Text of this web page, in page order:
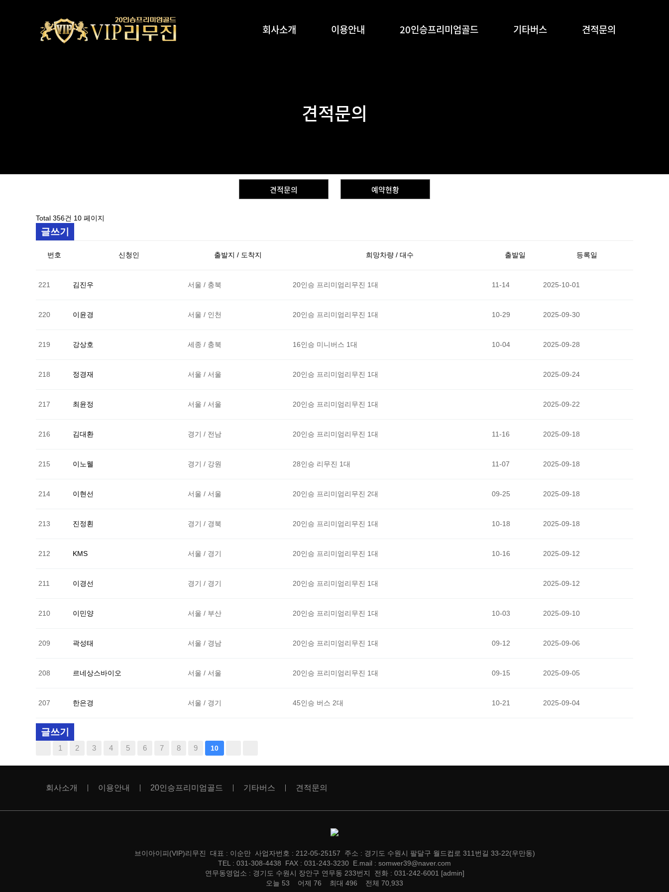
회사소개 이용안내 20인승프리미엄골드 기타버스 견적문의
견적문의
견적문의 예약현황
Total 356건 10 페이지
글쓰기
번호 신청인 출발지 / 도착지 희망차량 / 대수 출발일 등록일
221 김진우 서울 / 충북 20인승 프리미엄리무진 1대 11-14 2025-10-01
220 이윤경 서울 / 인천 20인승 프리미엄리무진 1대 10-29 2025-09-30
219 강상호 세종 / 충북 16인승 미니버스 1대 10-04 2025-09-28
218 정경재 서울 / 서울 20인승 프리미엄리무진 1대 2025-09-24
217 최윤정 서울 / 서울 20인승 프리미엄리무진 1대 2025-09-22
216 김대환 경기 / 전남 20인승 프리미엄리무진 1대 11-16 2025-09-18
215 이노웰 경기 / 강원 28인승 리무진 1대 11-07 2025-09-18
214 이현선 서울 / 서울 20인승 프리미엄리무진 2대 09-25 2025-09-18
213 진정횐 경기 / 경북 20인승 프리미엄리무진 1대 10-18 2025-09-18
212 KMS 서울 / 경기 20인승 프리미엄리무진 1대 10-16 2025-09-12
211 이경선 경기 / 경기 20인승 프리미엄리무진 1대 2025-09-12
210 이민양 서울 / 부산 20인승 프리미엄리무진 1대 10-03 2025-09-10
209 곽성태 서울 / 경남 20인승 프리미엄리무진 1대 09-12 2025-09-06
208 르네상스바이오 서울 / 서울 20인승 프리미엄리무진 1대 09-15 2025-09-05
207 한은경 서울 / 경기 45인승 버스 2대 10-21 2025-09-04
글쓰기
1 2 3 4 5 6 7 8 9 10
회사소개 이용안내 20인승프리미엄골드 기타버스 견적문의
브이아이피(VIP)리무진 대표 : 이순만 사업자번호 : 212-05-25157 주소 : 경기도 수원시 팔달구 월드컵로 311번길 33-22(우만동)
TEL : 031-308-4438 FAX : 031-243-3230 E.mail : somwer39@naver.com
연무동영업소 : 경기도 수원시 장안구 연무동 233번지 전화 : 031-242-6001 [admin]
오늘 53 어제 76 최대 496 전체 70,933